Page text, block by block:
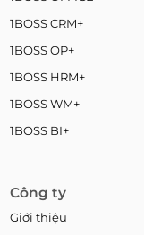
1BOSS CRM+
1BOSS OP+
1BOSS HRM+
1BOSS WM+
1BOSS BI+
Công ty
Giới thiệu